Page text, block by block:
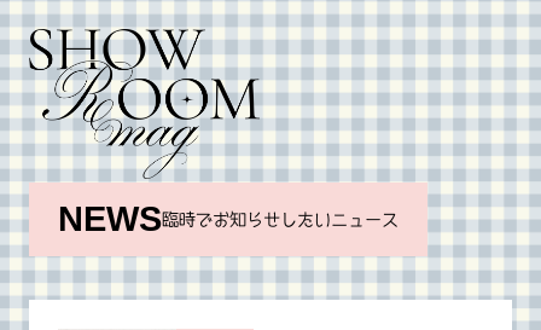
NEWS臨時でお知らせしたいニュース